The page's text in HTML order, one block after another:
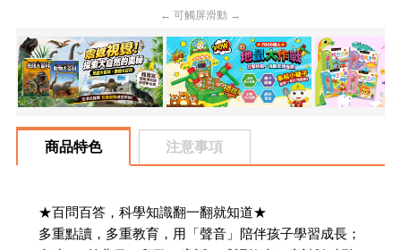
← 可觸屏滑動 →
商品特色 注意事項
★百問百答，科學知識翻一翻就知道★
多重點讀，多重教育，用「聲音」陪伴孩子學習成長；